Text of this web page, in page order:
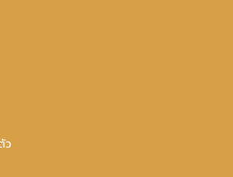
ว